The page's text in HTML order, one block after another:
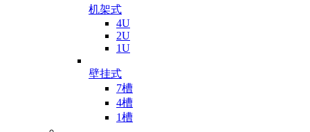
机架式
4U
2U
1U
壁挂式
7槽
4槽
1槽